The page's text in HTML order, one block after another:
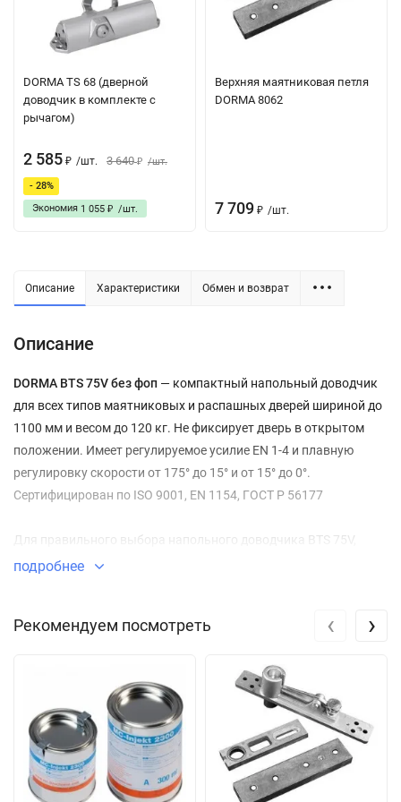
DORMA TS 68 (дверной
доводчик в комплекте с
рычагом)
2 585 ₽ /шт. 3 640 ₽ /шт.
- 28%
Экономия 1 055 ₽ /шт.
Верхняя маятниковая петля
DORMA 8062
7 709 ₽ /шт.
Описание Характеристики Обмен и возврат
Описание
DORMA BTS 75V без фоп — компактный напольный доводчик
для всех типов маятниковых и распашных дверей шириной до
1100 мм и весом до 120 кг. Не фиксирует дверь в открытом
положении. Имеет регулируемое усилие EN 1-4 и плавную
регулировку скорости от 175° до 15° и от 15° до 0°.
Сертифицирован по ISO 9001, EN 1154, ГОСТ Р 56177
Для правильного выбора напольного доводчика BTS 75V,
возможных вариантов моделей и аксессуаров читайте нашу
Доводчик BTS 75V артикул 61701000 поставляется в
ТЕХНИЧЕСКИЕ ДАННЫЕ
Размеры 285*80*50 мм
Размеры крышки 308*105 мм (опция)
Масса доводчика (кг) 4,5
подробнее
Рекомендуем посмотреть ‹ ›